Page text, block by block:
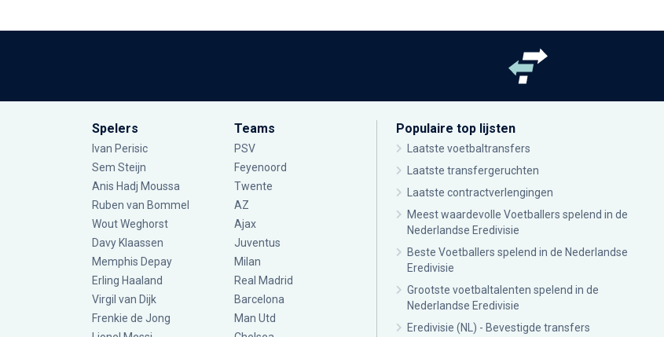
Spelers
Ivan Perisic
Sem Steijn
Anis Hadj Moussa
Ruben van Bommel
Wout Weghorst
Davy Klaassen
Memphis Depay
Erling Haaland
Virgil van Dijk
Frenkie de Jong
Teams
PSV
Feyenoord
Twente
AZ
Ajax
Juventus
Milan
Real Madrid
Barcelona
Man Utd
Populaire top lijsten
Laatste voetbaltransfers
Laatste transfergeruchten
Laatste contractverlengingen
Meest waardevolle Voetballers spelend in de
Nederlandse Eredivisie
Beste Voetballers spelend in de Nederlandse
Eredivisie
Grootste voetbaltalenten spelend in de
Nederlandse Eredivisie
Eredivisie (NL) - Bevestigde transfers